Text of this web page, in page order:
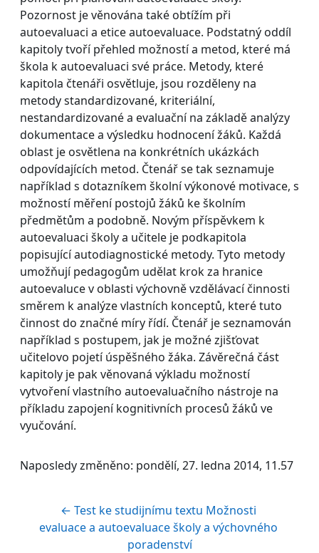
Pozornost je věnována také obtížím při
autoevaluaci a etice autoevaluace. Podstatný oddíl
kapitoly tvoří přehled možností a metod, které má
škola k autoevaluaci své práce. Metody, které
kapitola čtenáři osvětluje, jsou rozděleny na
metody standardizované, kriteriální,
nestandardizované a evaluační na základě analýzy
dokumentace a výsledku hodnocení žáků. Každá
oblast je osvětlena na konkrétních ukázkách
odpovídajících metod. Čtenář se tak seznamuje
například s dotazníkem školní výkonové motivace, s
možností měření postojů žáků ke školním
předmětům a podobně. Novým příspěvkem k
autoevaluaci školy a učitele je podkapitola
popisující autodiagnostické metody. Tyto metody
umožňují pedagogům udělat krok za hranice
autoevaluce v oblasti výchovně vzdělávací činnosti
směrem k analýze vlastních konceptů, které tuto
činnost do značné míry řídí. Čtenář je seznamován
například s postupem, jak je možné zjišťovat
učitelovo pojetí úspěšného žáka. Závěrečná část
kapitoly je pak věnovaná výkladu možností
vytvoření vlastního autoevaluačního nástroje na
příkladu zapojení kognitivních procesů žáků ve
vyučování.
Naposledy změněno: pondělí, 27. ledna 2014, 11.57
← Test ke studijnímu textu Možnosti
evaluace a autoevaluace školy a výchovného
poradenství